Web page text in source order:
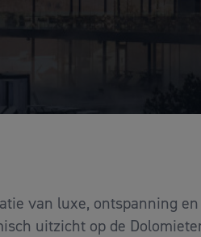
van luxe, ontspanning
uitzicht op de